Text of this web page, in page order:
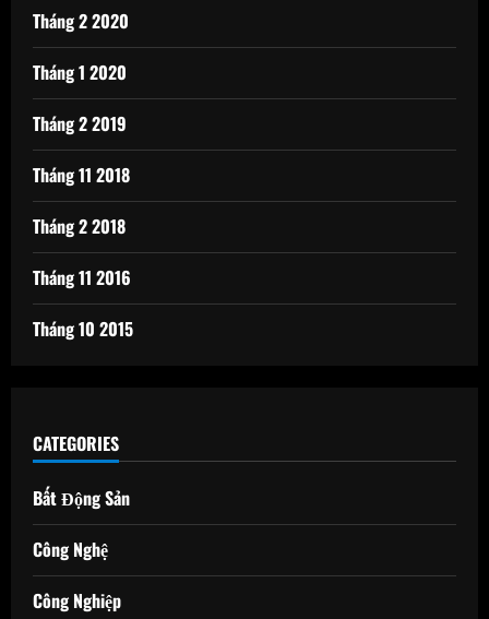
Tháng 2 2020
Tháng 1 2020
Tháng 2 2019
Tháng 11 2018
Tháng 2 2018
Tháng 11 2016
Tháng 10 2015
CATEGORIES
Bất Động Sản
Công Nghệ
Công Nghiệp